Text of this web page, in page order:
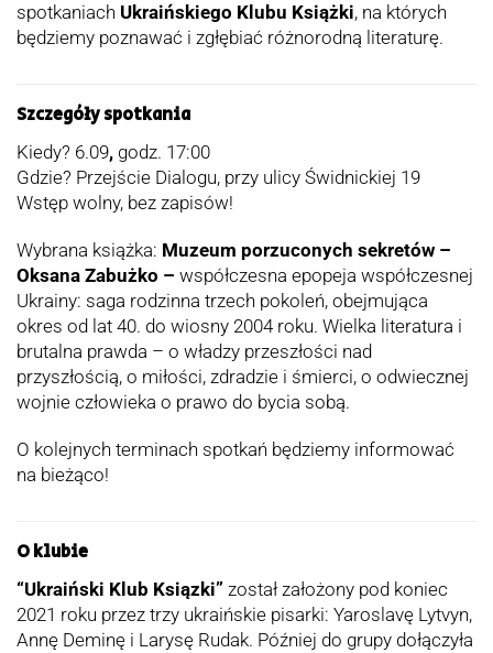
spotkaniach Ukraińskiego Klubu Książki, na których
będziemy poznawać i zgłębiać różnorodną literaturę.
Szczegóły spotkania
Kiedy? 6.09, godz. 17:00
Gdzie? Przejście Dialogu, przy ulicy Świdnickiej 19
Wstęp wolny, bez zapisów!
Wybrana książka: Muzeum porzuconych sekretów –
Oksana Zabużko – współczesna epopeja współczesnej
Ukrainy: saga rodzinna trzech pokoleń, obejmująca
okres od lat 40. do wiosny 2004 roku. Wielka literatura i
brutalna prawda – o władzy przeszłości nad
przyszłością, o miłości, zdradzie i śmierci, o odwiecznej
wojnie człowieka o prawo do bycia sobą.
O kolejnych terminach spotkań będziemy informować
na bieżąco!
O klubie
“Ukraiński Klub Ksiązki” został założony pod koniec
2021 roku przez trzy ukraińskie pisarki: Yaroslavę Lytvyn,
Annę Deminę i Larysę Rudak. Później do grupy dołączyła